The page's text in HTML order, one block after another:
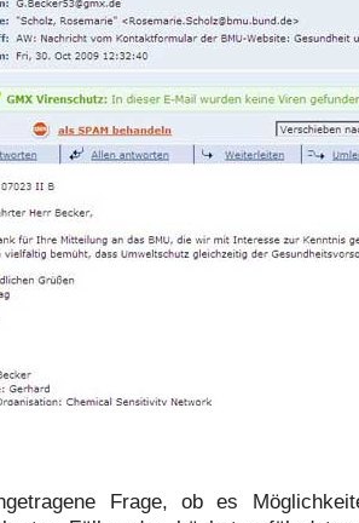
Frage, ob es